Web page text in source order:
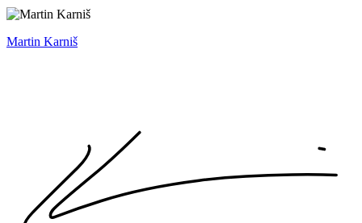
Martin Karniš